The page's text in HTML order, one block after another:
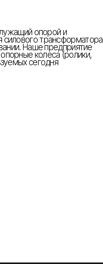
опорой и
силового трансформатора
Наше предприятие
колеса (ролики,
сегодня